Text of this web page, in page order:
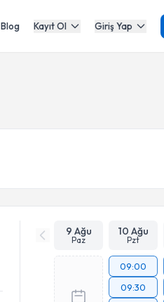
Blog Kayıt Ol Giriş Yap
9 Ağu
Paz
10 Ağu
Pzt
09:00
09:30